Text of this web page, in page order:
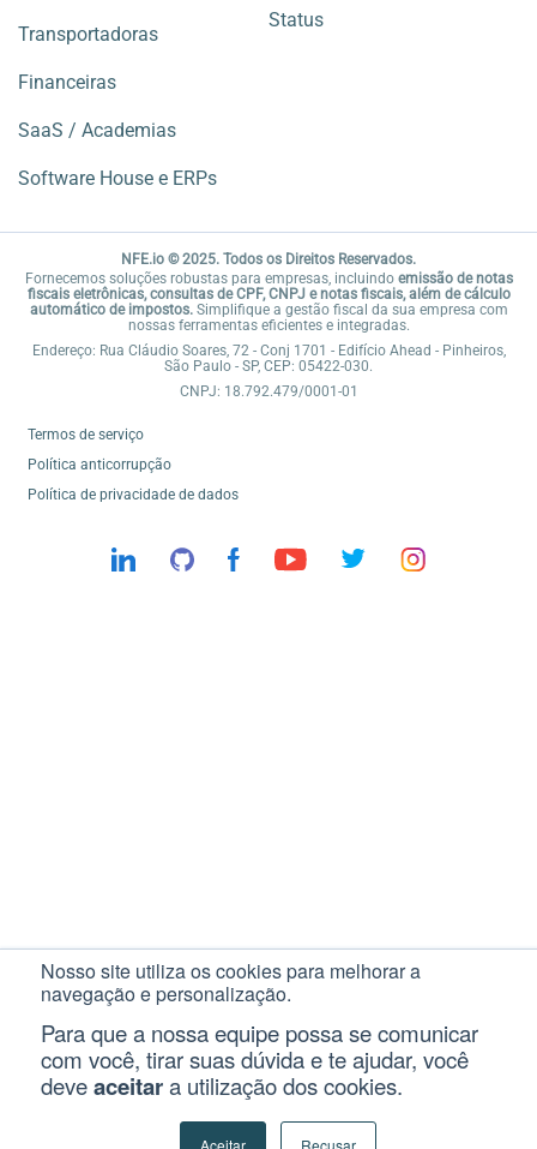
Nosso site utiliza os cookies para melhorar a
navegação e personalização.
Para que a nossa equipe possa se comunicar
com você, tirar suas dúvida e te ajudar, você
deveaceitara utilização dos cookies.
Aceitar Recusar
Status
Transportadoras
Financeiras
SaaS / Academias
Software House e ERPs
NFE.io © 2025. Todos os Direitos Reservados.
Fornecemos soluções robustas para empresas, incluindo emissão de notas
fiscais eletrônicas, consultas de CPF, CNPJ e notas fiscais, além de cálculo
automático de impostos.Simplifique a gestão fiscal da sua empresa com
nossas ferramentas eficientes e integradas.
Endereço: Rua Cláudio Soares, 72 - Conj 1701 - Edifício Ahead - Pinheiros,
São Paulo - SP, CEP: 05422-030.
CNPJ: 18.792.479/0001-01
Termos de serviço
Política anticorrupção
Política de privacidade de dados